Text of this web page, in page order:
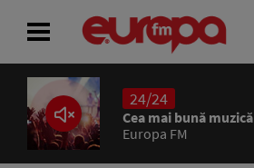
24/24
Cea mai bună muzică
Europa FM
ACASĂ
ȘTIRI